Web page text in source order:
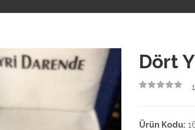
Dört
Ürün Kodu: